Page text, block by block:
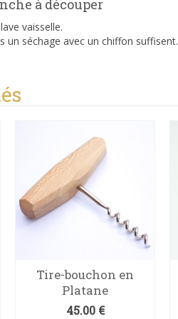
à découper
vaisselle.
un séchage avec un chiffon suffisent.
Tire-bouchon en
Platane
45.00 €